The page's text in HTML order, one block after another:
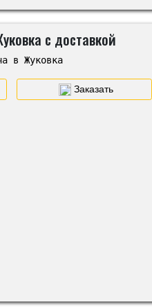
с доставкой
в Жуковка
Заказать